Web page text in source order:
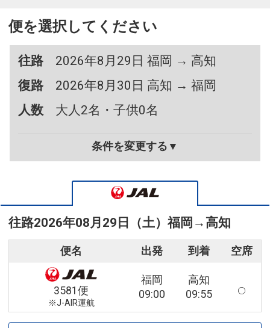
便を選択してください
往路
2026年8月29日 福岡 → 高知
復路
2026年8月30日 高知 → 福岡
人数
大人2名・子供0名
条件を変更する▼
往路2026年08月29日（土）福岡 → 高知
便名 出発 到着 空席
3581便
※J-AIR運航
福岡
09:00
高知
09:55